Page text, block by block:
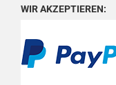
WIR AKZEPTIEREN: